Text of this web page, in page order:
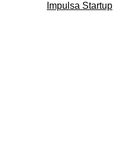
Impulsa Startup